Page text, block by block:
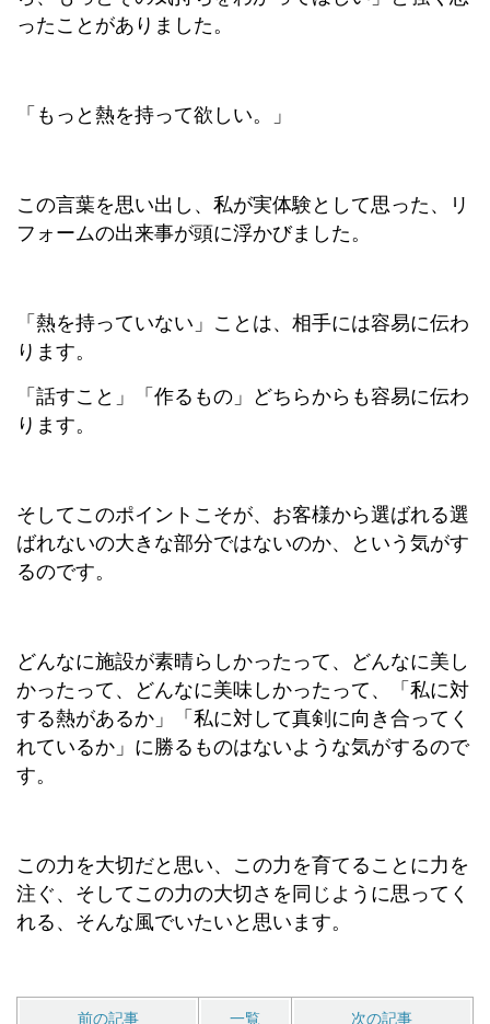
ったことがありました。
「もっと熱を持って欲しい。」
この言葉を思い出し、私が実体験として思った、リ
フォームの出来事が頭に浮かびました。
「熱を持っていない」ことは、相手には容易に伝わ
ります。
「話すこと」「作るもの」どちらからも容易に伝わ
ります。
そしてこのポイントこそが、お客様から選ばれる選
ばれないの大きな部分ではないのか、という気がす
るのです。
どんなに施設が素晴らしかったって、どんなに美し
かったって、どんなに美味しかったって、「私に対
する熱があるか」「私に対して真剣に向き合ってく
れているか」に勝るものはないような気がするので
す。
この力を大切だと思い、この力を育てることに力を
注ぐ、そしてこの力の大切さを同じように思ってく
れる、そんな風でいたいと思います。
前の記事 一覧 次の記事